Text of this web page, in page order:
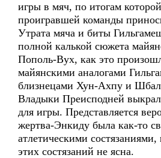
игры в мяч, по итогам
проигравшей команды
Утрата мяча и биты
полной калькой сюжета
Пополь-Вух, как это
майянскими аналогами
близнецами Хун-Ахпу и
Владыки Преисподней
для игры. Представляется
жертва-Энкиду была как-то
атлетическими
этих состязаний не ясна.